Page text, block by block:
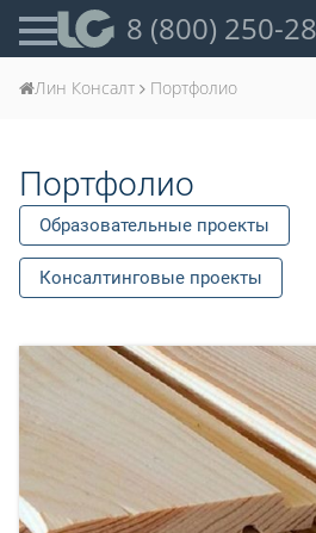
8 (800) 250-
Лин Консалт Портфолио
Портфолио
Образовательные проекты
Консалтинговые проекты